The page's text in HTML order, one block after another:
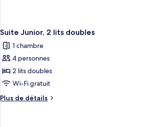
Suite Junior, 2 lits doubles
1 chambre
4 personnes
2 lits doubles
Wi-Fi gratuit
Plus de détails
Plus